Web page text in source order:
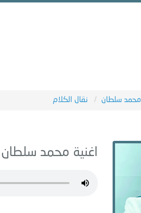
محمد سلطان نقال الكلام
اغنية محمد